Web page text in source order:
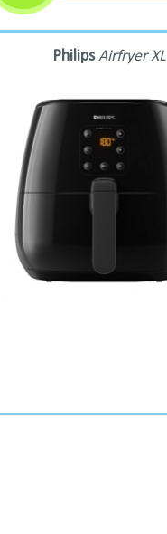
Philips Airfryer XL